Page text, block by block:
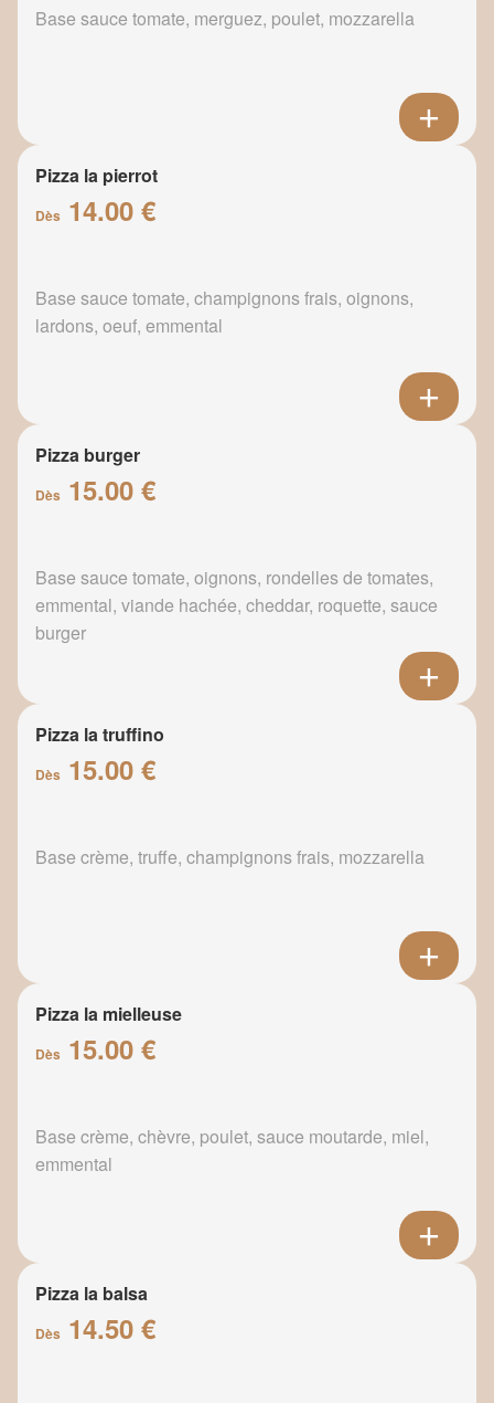
Base sauce tomate, merguez, poulet, mozzarella
Pizza la pierrot
Dès 14.00 €
Base sauce tomate, champignons frais, oignons,
lardons, oeuf, emmental
Pizza burger
Dès 15.00 €
Base sauce tomate, oignons, rondelles de tomates,
emmental, viande hachée, cheddar, roquette, sauce
burger
Pizza la truffino
Dès 15.00 €
Base crème, truffe, champignons frais, mozzarella
Pizza la mielleuse
Dès 15.00 €
Base crème, chèvre, poulet, sauce moutarde, miel,
emmental
Pizza la balsa
Dès 14.50 €